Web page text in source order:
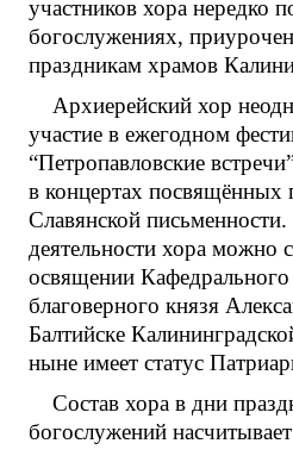
участников хора нередко
богослужениях,
праздникам храмов
Архиерейский хор
участие в ежегодном
“Петропавловские
в концертах
Славянской
деятельности хора можно
освящении
благоверного князя
Балтийске
ныне имеет статус
Состав хора в дни
богослужений